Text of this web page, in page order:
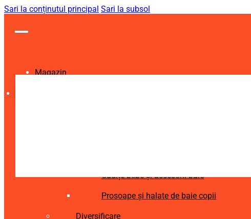
Sari la conținutul principal Sari la subsol
Magazin
Cădițe bebe și accesorii baie
Prosoape și halate de baie copii
Diversificare